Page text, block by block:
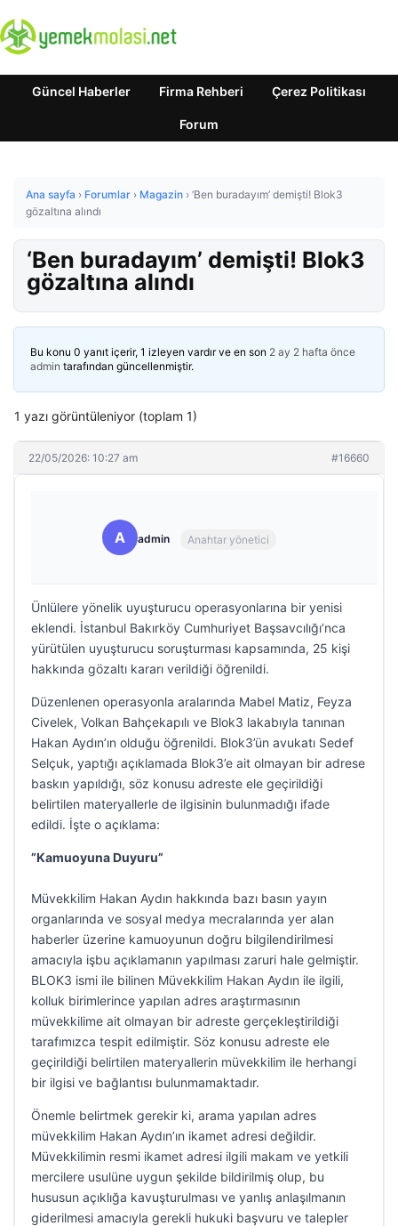
Güncel Haberler Firma Rehberi Çerez Politikası
Forum
Ana sayfa › Forumlar › Magazin › ‘Ben buradayım’ demişti! Blok3
gözaltına alındı
‘Ben buradayım’ demişti! Blok3
gözaltına alındı
Bu konu 0 yanıt içerir, 1 izleyen vardır ve en son 2 ay 2 hafta önce
admin tarafından güncellenmiştir.
1 yazı görüntüleniyor (toplam 1)
22/05/2026: 10:27 am #16660
A admin Anahtar yönetici
Ünlülere yönelik uyuşturucu operasyonlarına bir yenisi
eklendi. İstanbul Bakırköy Cumhuriyet Başsavcılığı’nca
yürütülen uyuşturucu soruşturması kapsamında, 25 kişi
hakkında gözaltı kararı verildiği öğrenildi.
Düzenlenen operasyonla aralarında Mabel Matiz, Feyza
Civelek, Volkan Bahçekapılı ve Blok3 lakabıyla tanınan
Hakan Aydın’ın olduğu öğrenildi. Blok3’ün avukatı Sedef
Selçuk, yaptığı açıklamada Blok3’e ait olmayan bir adrese
baskın yapıldığı, söz konusu adreste ele geçirildiği
belirtilen materyallerle de ilgisinin bulunmadığı ifade
edildi. İşte o açıklama:
”Kamuoyuna Duyuru”
Müvekkilim Hakan Aydın hakkında bazı basın yayın
organlarında ve sosyal medya mecralarında yer alan
haberler üzerine kamuoyunun doğru bilgilendirilmesi
amacıyla işbu açıklamanın yapılması zaruri hale gelmiştir.
BLOK3 ismi ile bilinen Müvekkilim Hakan Aydın ile ilgili,
kolluk birimlerince yapılan adres araştırmasının
müvekkilime ait olmayan bir adreste gerçekleştirildiği
tarafımızca tespit edilmiştir. Söz konusu adreste ele
geçirildiği belirtilen materyallerin müvekkilim ile herhangi
bir ilgisi ve bağlantısı bulunmamaktadır.
Önemle belirtmek gerekir ki, arama yapılan adres
müvekkilim Hakan Aydın’ın ikamet adresi değildir.
Müvekkilimin resmi ikamet adresi ilgili makam ve yetkili
mercilere usulüne uygun şekilde bildirilmiş olup, bu
hususun açıklığa kavuşturulması ve yanlış anlaşılmanın
giderilmesi amacıyla gerekli hukuki başvuru ve talepler